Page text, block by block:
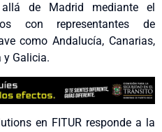
de Madrid mediante el
con representantes de
como Andalucía, Canarias,
y Galicia.
en FITUR responde a la